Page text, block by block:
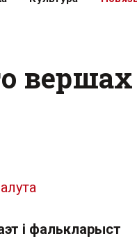
вершах
і фалькларыст